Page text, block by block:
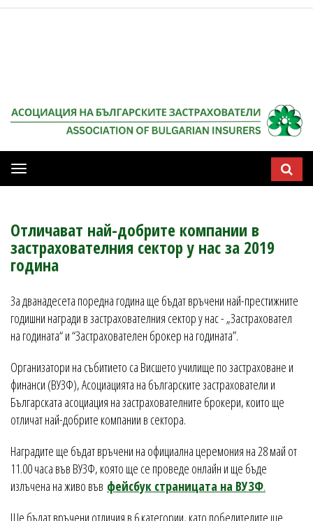
Мобилна
навигация
Отличават най-добрите компании в
застрахователния сектор у нас за 2019
година
За дванадесета поредна година ще бъдат връчени най-престижните
годишни награди в застрахователния сектор у нас - „Застраховател
на годината“ и “Застрахователен брокер на годината”.
Организатори на събитието са Висшето училище по застраховане и
финанси (ВУЗФ), Асоциацията на българските застрахователи и
Българската асоциация на застрахователните брокери, които ще
отличат най-добрите компании в сектора.
Наградите ще бъдат връчени на официална церемония на 28 май от
11.00 часа във ВУЗФ, която ще се проведе онлайн и ще бъде
излъчена на живо във фейсбук страницата на ВУЗФ.
Ще бъдат връчени отличия в 6 категории, като победителите ще